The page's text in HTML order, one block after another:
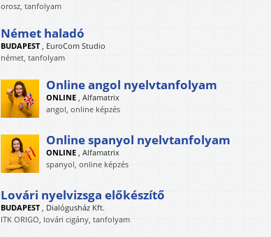
orosz, tanfolyam
Német haladó
BUDAPEST, EuroCom Studio
német, tanfolyam
Online angol nyelvtanfolyam
ONLINE , Alfamatrix
angol, online képzés
Online spanyol nyelvtanfolyam
ONLINE , Alfamatrix
spanyol, online képzés
Lovári nyelvizsga előkészítő
BUDAPEST, Dialógusház Kft.
ITK ORIGO, lovári cigány, tanfolyam